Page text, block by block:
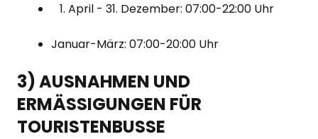
April - 31. Dezember: 07:00-22:00 Uhr
Januar-März: 07:00-20:00 Uhr
3) AUSNAHMEN UND
ERMÄSSIGUNGEN FÜR
TOURISTENBUSSE